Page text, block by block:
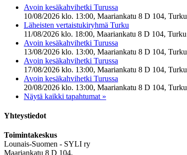
Avoin kesäkahvihetki Turussa
10/08/2026 klo. 13:00, Maariankatu 8 D 104, Turku
Läheisten vertaistukiryhmä Turku
11/08/2026 klo. 18:00, Maariankatu 8 D 104, Turku
Avoin kesäkahvihetki Turussa
13/08/2026 klo. 13:00, Maariankatu 8 D 104, Turku
Avoin kesäkahvihetki Turussa
17/08/2026 klo. 13:00, Maariankatu 8 D 104, Turku
Avoin kesäkahvihetki Turussa
20/08/2026 klo. 13:00, Maariankatu 8 D 104, Turku
Näytä kaikki tapahtumat »
Yhteystiedot
Toimintakeskus
Lounais-Suomen - SYLI ry
Maariankatu 8 D 104,